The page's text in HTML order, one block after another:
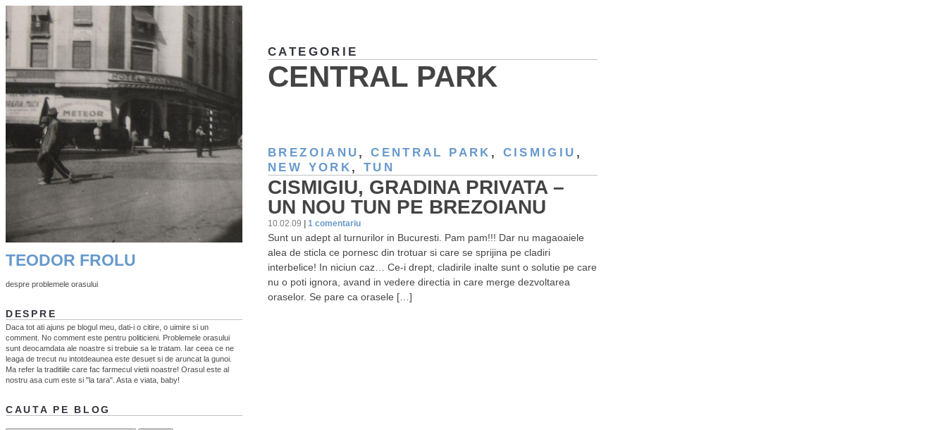
CATEGORIE
CENTRAL PARK
BREZOIANU ,CENTRAL PARK , CISMIGIU ,
NEW YORK , TUN
CISMIGIU, GRADINA PRIVATA –
UN NOU TUN PE BREZOIANU
10.02.09 1 comentariu
Sunt un adept al turnurilor in Bucuresti. Pam pam!!! Dar nu magaoaiele
alea de sticla ce pornesc din trotuar si care se sprijina pe cladiri
interbelice! In niciun caz… Ce-i drept, cladirile inalte sunt o solutie pe care
nu o poti ignora, avand in vedere directia in care merge dezvoltarea
oraselor. Se pare ca orasele […]
TEODOR FROLU
despre problemele orasului
DESPRE
Daca tot ati ajuns pe blogul meu, dati-i o citire, o uimire si un
comment. No comment este pentru politicieni. Problemele orasului
sunt deocamdata ale noastre si trebuie sa le tratam. Iar ceea ce ne
leaga de trecut nu intotdeaunea este desuet si de aruncat la gunoi.
Ma refer la traditiile care fac farmecul vietii noastre! Orasul este al
nostru asa cum este si "la tara". Asta e viata, baby!
CAUTA PE BLOG